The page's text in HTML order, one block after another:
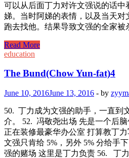
可以从后面丁力对许文强说的话
娣。当时阿娣的表情，以及当天
跑去找他。结果导致文强的全家
The
Bund(Chow
fat)5
Read More
education
The Bund(Chow Yun-fat)4
June 10, 2016June 13, 2016 - by
50. 丁力成为文强的助手，一直到
介。 52. 冯敬尧出场 先是一个后
正在装修最豪华办公室 打算教丁
文强只肯给 5%，另外 5% 分给手
强的赌场 这里是丁力负责 56. 丁